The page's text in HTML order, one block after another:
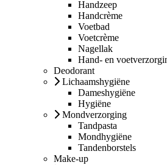
Handzeep
Handcrème
Voetbad
Voetcrème
Nagellak
Hand- en
Deodorant
Lichaamshygiëne
Dameshygiëne
Hygiëne
Mondverzorging
Tandpasta
Mondhygiëne
Tandenborstels
Make-up